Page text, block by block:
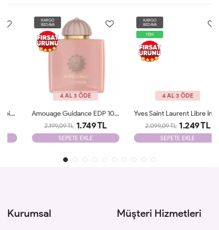
4 AL 3 ÖDE
Amouage Guidance EDP 100 Ml Tester
2.199,09 TL 1.749 TL
SEPETE EKLE
4 AL 3 ÖDE
Yves Saint Laurent Libre İntence Edp 90 Ml Tester
2.099,09 TL 1.249 TL
SEPETE EKLE
Kurumsal Müşteri Hizmetleri